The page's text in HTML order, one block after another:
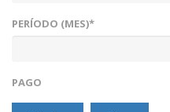
PERÍODO (MES)*
PAGO